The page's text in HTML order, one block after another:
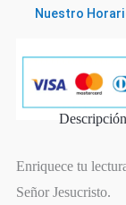
Nuestro
Enriquece tu
Señor Jesucristo.